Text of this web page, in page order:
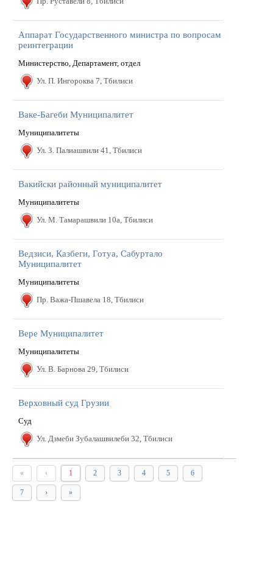
Аппарат Государственного министра по вопросам
реинтеграции
Министерство, Департамент, отдел
Ул. П. Ингороква 7, Тбилиси
Ваке-Багеби Муниципалитет
Муниципалитеты
Ул. З. Палиашвили 41, Тбилиси
Вакийски районный муниципалитет
Муниципалитеты
Ул. М. Тамарашвили 10a, Тбилиси
Ведзиси, Казбеги, Готуа, Сабуртало
Муниципалитет
Муниципалитеты
Пр. Важа-Пшавела 18, Тбилиси
Вере Муниципалитет
Муниципалитеты
Ул. В. Барнова 29, Тбилиси
Верховный суд Грузии
Cуд
Ул. Дзмеби Зубалашвилеби 32, Тбилиси
« ‹ 1 2 3 4 5 6
7 › »